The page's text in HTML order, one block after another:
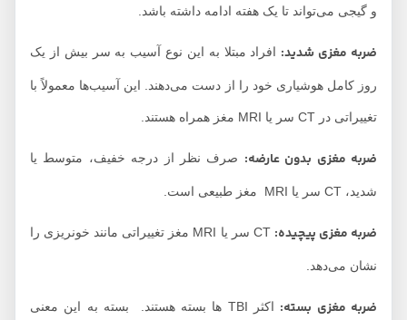
و گیجی می‌تواند تا یک هفته ادامه داشته باشد.
ضربه مغزی شدید:افراد مبتلا به این نوع آسیب به سر بیش از یک
روز کامل هوشیاری خود را از دست می‌دهند. این آسیب‌ها معمولاً با
تغییراتی در CT سر یا MRI مغز همراه هستند.
ضربه مغزی بدون عارضه:صرف نظر از درجه خفیف، متوسط ​​یا
شدید، CT سر یا MRI مغز طبیعی است.
ضربه مغزی پیچیده: CT سر یا MRI مغز تغییراتی مانند خونریزی را
نشان می‌دهد.
ضربه مغزی بسته: اکثر TBI ها بسته هستند. بسته به این معنی